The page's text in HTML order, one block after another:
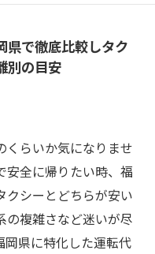
県で徹底比較しタク
別の目安
くらいか気になりませ
安全に帰りたい時、福
クシーとどちらが安い
の複雑さなど迷いが尽
岡県に特化した運転代